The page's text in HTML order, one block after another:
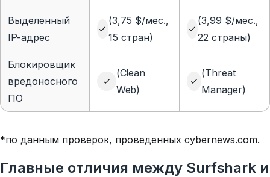
Выделенный
IP-адрес
(3,75 $/мес.,
15 стран)
(3,99 $/мес.,
22 страны)
Блокировщик
вредоносного
ПО
(Clean
Web)
(Threat
Manager)
*по данным проверок, проведенных cybernews.com.
Главные отличия между Surfshark и